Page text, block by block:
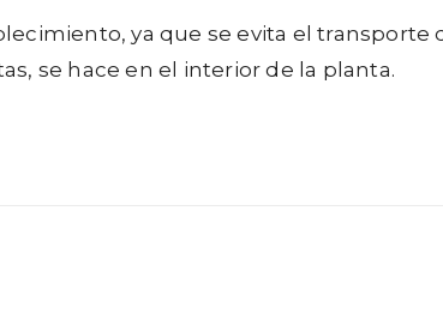
ya que se evita el transporte
se hace en el interior de la planta.